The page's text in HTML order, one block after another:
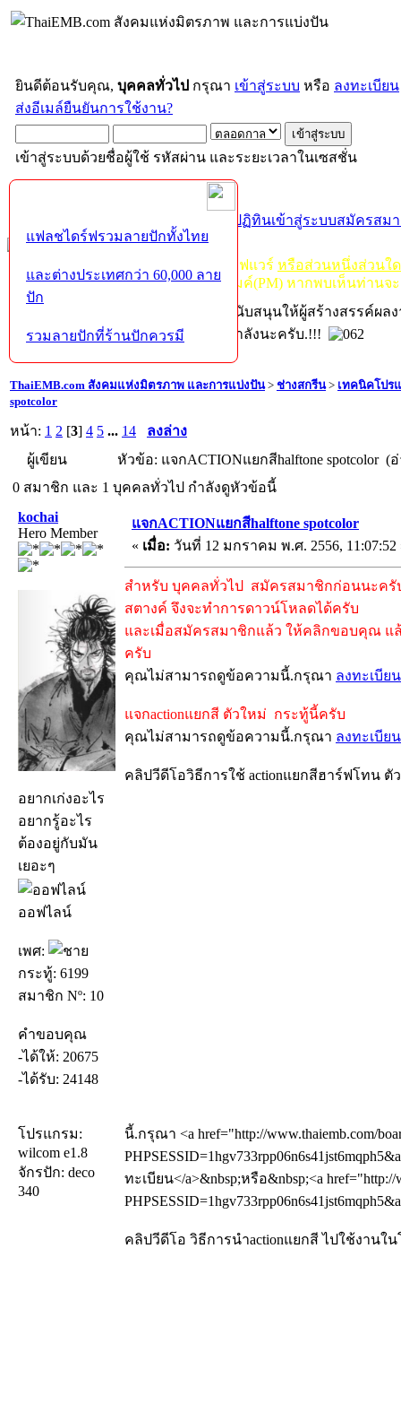
ยินดีต้อนรับคุณ, บุคคลทั่วไป กรุณา เข้าสู่ระบบ หรือ ลงทะเบียน
ส่งอีเมล์ยืนยันการใช้งาน?
เข้าสู่ระบบด้วยชื่อผู้ใช้ รหัสผ่าน และระยะเวลาในเซสชั่น
ปฏิทินเข้าสู่ระบบสมัครสม
กฏ-กติกา ห้ามจำหน่าย, จ่ายแจก ซอฟแวร์ หรือส่วนหนึ่งส่วนใ
ไม่ว่าจะเป็นทางหน้าบอร์ด หรือหลังไมค์(PM) หากพบเห็นท่านจ
หากท่านถูกในในผลงาน หรืออยากสนับสนุนให้ผู้สร้างสรรค์ผล
โปรดช่วยบริจาคให้ผู้จัดทำบ้างตามกำลังนะครับ.!!!
ThaiEMB.com สังคมแห่งมิตรภาพ และการแบ่งปัน> ช่างสกรีน> เทคนิคโปร
spotcolor
หน้า: 1 2 [3] 4 5 ... 14
ลงล่าง
ผู้เขียน
หัวข้อ: แจกACTIONแยกสีhalftone spotcolor (
0 สมาชิก และ 1 บุคคลทั่วไป กำลังดูหัวข้อนี้
kochai
Hero Member
อยากเก่งอะไร
อยากรู้อะไร
ต้องอยู่กับมัน
เยอะๆ
ออฟไลน์
เพศ:
กระทู้: 6199
สมาชิก Nº: 10
คำขอบคุณ
-ได้ให้: 20675
-ได้รับ: 24148
โปรแกรม:
wilcom e1.8
จักรปัก: deco
340
แจกACTIONแยกสีhalftone spotcolor
« เมื่อ: วันที่ 12 มกราคม พ.ศ. 2556, 11:07:52
สำหรับ บุคคลทั่วไป สมัครสมาชิกก่อนนะครั
สตางค์ จึงจะทำการดาวน์โหลดได้ครับ
และเมื่อสมัครสมาชิกแล้ว ให้คลิกขอบคุณ แ
ครับ
คุณไม่สามารถดูข้อความนี้.กรุณา ลงทะเบียน
แจกactionแยกสี ตัวใหม่ กระทู้นี้ครับ
คุณไม่สามารถดูข้อความนี้.กรุณา ลงทะเบียน
คลิปวีดีโอวิธีการใช้ actionแยกสีฮาร์ฟโทน ตั
นี้.กรุณา <a href="http://www.thaiemb.com/
ทะเบียน</a>&nbsp;หรือ&nbsp;<a href="http://
คลิปวีดีโอ วิธีการนำactionแยกสี ไปใช้งานใ
แฟลชไดร์ฟรวมลายปักทั้งไทย
และต่างประเทศกว่า 60,000 ลาย
ปัก
รวมลายปักที่ร้านปักควรมี